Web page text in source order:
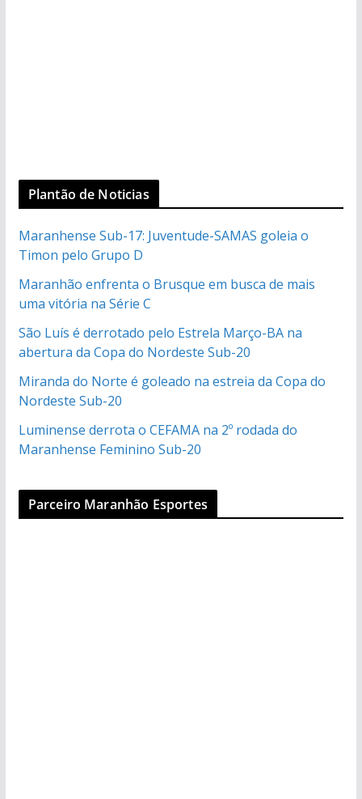
Plantão de Noticias
Maranhense Sub-17: Juventude-SAMAS goleia o
Timon pelo Grupo D
Maranhão enfrenta o Brusque em busca de mais
uma vitória na Série C
São Luís é derrotado pelo Estrela Março-BA na
abertura da Copa do Nordeste Sub-20
Miranda do Norte é goleado na estreia da Copa do
Nordeste Sub-20
Luminense derrota o CEFAMA na 2º rodada do
Maranhense Feminino Sub-20
Parceiro Maranhão Esportes